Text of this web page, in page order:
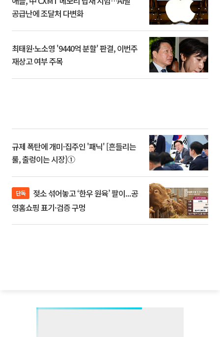
공급난에 조달처 다변화
최태원·노소영 '9440억 분할' 판결, 이번주
재상고 여부 주목
규제 폭탄에 개미·집주인 '패닉' [흔들리는
룰, 출렁이는 시장]①
단독
영홈쇼핑 표기·검증 구멍